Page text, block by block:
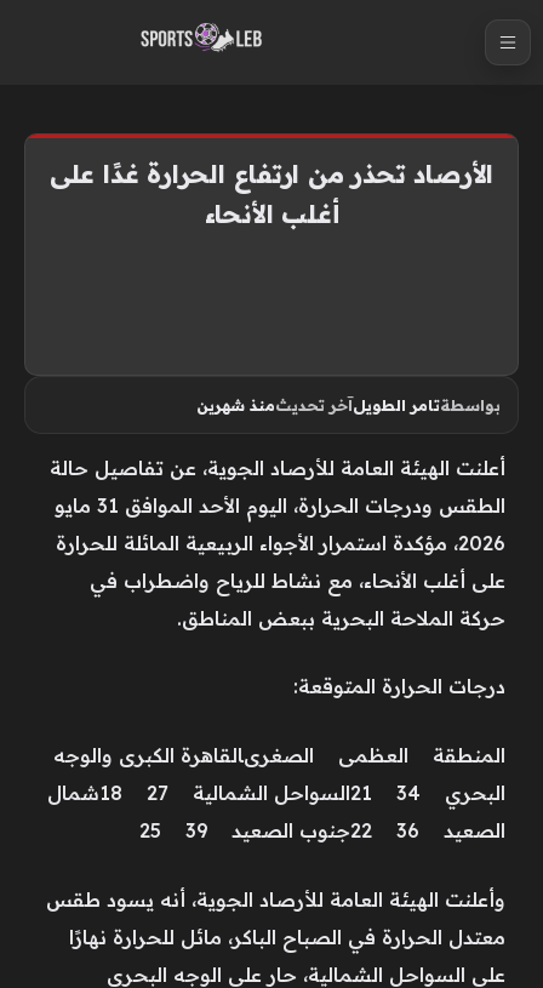
الأرصاد تحذر من ارتفاع الحرارة غدًا على
أغلب الأنحاء
بواسطةتامر الطويلآخر تحديثمنذ شهرين
أعلنت الهيئة العامة للأرصاد الجوية، عن تفاصيل حالة
الطقس ودرجات الحرارة، اليوم الأحد الموافق 31 مايو
2026، مؤكدة استمرار الأجواء الربيعية المائلة للحرارة
على أغلب الأنحاء، مع نشاط للرياح واضطراب في
حركة الملاحة البحرية ببعض المناطق.
درجات الحرارة المتوقعة:
المنطقة العظمى الصغرىالقاهرة الكبرى والوجه
البحري 34 21السواحل الشمالية 27 18شمال
الصعيد 36 22جنوب الصعيد 39 25
وأعلنت الهيئة العامة للأرصاد الجوية، أنه يسود طقس
معتدل الحرارة في الصباح الباكر، مائل للحرارة نهارًا
على السواحل الشمالية، حار على الوجه البحري